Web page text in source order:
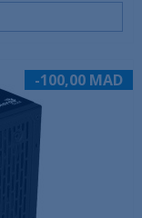
-100,00 MAD